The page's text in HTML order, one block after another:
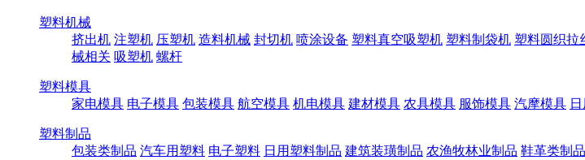
塑料机械
挤出机 注塑机 压塑机 造料机械 封切机 喷涂设备 塑料真空吸塑机 塑料制袋机 塑料圆织拉
械相关 吸塑机 螺杆
塑料模具
家电模具 电子模具 包装模具 航空模具 机电模具 建材模具 农具模具 服饰模具 汽摩模具
塑料制品
包装类制品 汽车用塑料 电子塑料 日用塑料制品 建筑装璜制品 农渔牧林业制品 鞋革类制品